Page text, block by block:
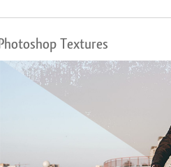
Textures